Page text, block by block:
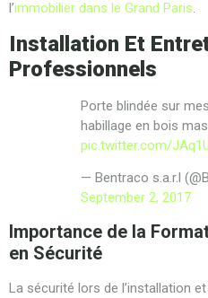
l’immobilier dans le Grand Paris.
Installation Et
Professionnels
Porte blindée sur
habillage en bois
pic.twitter.com/
— Bentraco s.a.r.l
September 2, 2017
Importance de la
en Sécurité
La sécurité lors de l’installation